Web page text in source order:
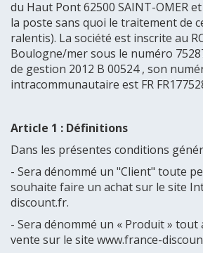
du Haut Pont 62500 SAINT-OMER
la poste sans quoi le traitement de
ralentis). La société est inscrite au
Boulogne/mer sous le numéro
de gestion 2012 B 00524 , son
intracommunautaire est FR
Article 1 : Définitions
Dans les présentes conditions
- Sera dénommé un "Client" toute
souhaite faire un achat sur le site
discount.fr.
- Sera dénommé un « Produit »
vente sur le site www.france-